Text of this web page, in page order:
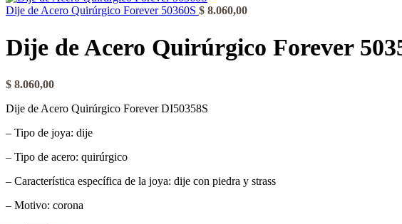
Dije de Acero Quirúrgico Forever 50360S $ 8.060,00
Dije de Acero Quirúrgico Forever
$ 8.060,00
Dije de Acero Quirúrgico Forever DI50358S
– Tipo de joya: dije
– Tipo de acero: quirúrgico
– Característica específica de la joya: dije con piedra y strass
– Motivo: corona